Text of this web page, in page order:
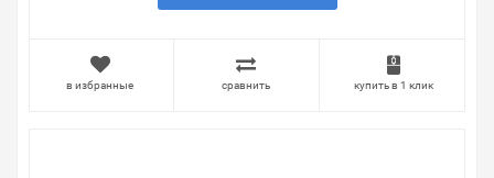
в избранные сравнить купить в 1 клик